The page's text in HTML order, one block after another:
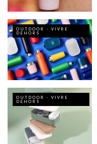
OUTDOOR - VIVRE
DEHORS
OUTDOOR - VIVRE
DEHORS